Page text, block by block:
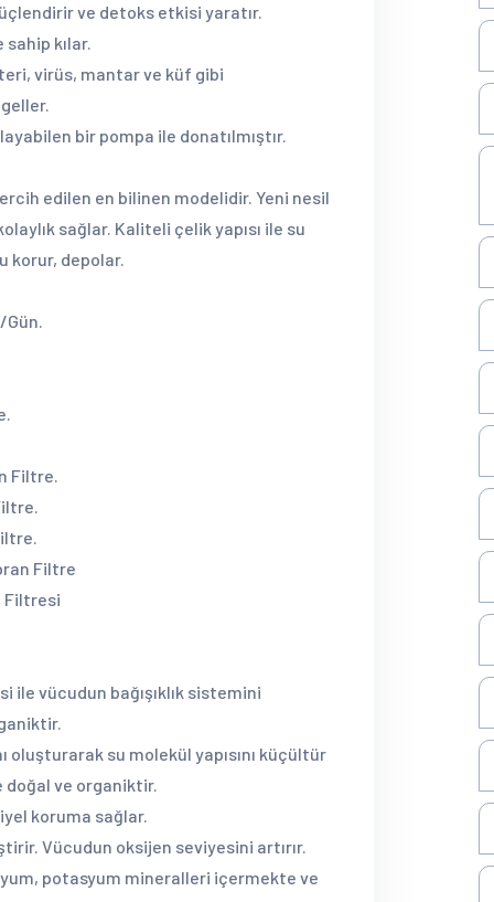
ve detoks etkisi yaratır.
kılar.
virüs, mantar ve küf gibi
bir pompa ile donatılmıştır.
edilen en bilinen modelidir. Yeni nesil
sağlar. Kaliteli çelik yapısı ile su
korur, depolar.
Gün.
Filtre.
Filtre
Filtresi
ile vücudun bağışıklık sistemini
su molekül yapısını küçültür
doğal ve organiktir.
koruma sağlar.
Vücudun oksijen seviyesini artırır.
potasyum mineralleri içermekte ve